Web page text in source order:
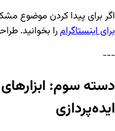
اگر برای پیدا کردن موضوع
برای اینستاگرامرا بخوانید.
---
دسته سوم:
ایده‌پردازی